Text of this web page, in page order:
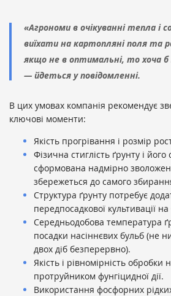
«Агрономи в очікуванні тепла і
виїхати на картопляні поля та
якщо не в оптимальні, то хоча
— йдеться у повідомленні.
В цих умовах компанія рекомендує
ключові моменти:
Якість прогрівання і розмір
Фізична стиглість ґрунту і його
сформована надмірно
збережеться до самого
Структура ґрунту потребує
передпосадкової культивації
Середньодобова температура
посадки насіннєвих бульб (не
двох діб безперервно).
Якість і рівномірність обробки
протруйником фунгіцидної дії.
Використання фосфорних